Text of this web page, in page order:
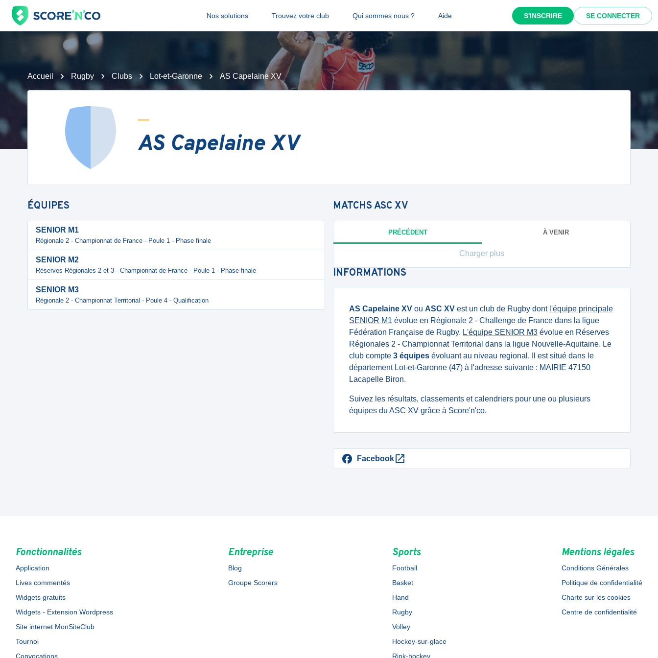
Nos solutions Trouvez votre club Qui sommes nous ? Aide S'INSCRIRE SE CONNECTER
Accueil Rugby Clubs Lot-et-Garonne AS Capelaine XV
AS Capelaine XV
ÉQUIPES
SENIOR M1
Régionale 2 - Championnat de France - Poule 1 - Phase finale
SENIOR M2
Réserves Régionales 2 et 3 - Championnat de France - Poule 1 - Phase finale
SENIOR M3
Régionale 2 - Championnat Territorial - Poule 4 - Qualification
MATCHSASC XV
PRÉCÉDENT À VENIR
Charger plus
INFORMATIONS
AS Capelaine XV ou ASC XV est un club de Rugby dont l'équipe principale
SENIOR M1 évolue en Régionale 2 - Challenge de France dans la ligue
Fédération Française de Rugby. L'équipe SENIOR M3 évolue en Réserves
Régionales 2 - Championnat Territorial dans la ligue Nouvelle-Aquitaine. Le
club compte 3 équipes évoluant au niveau regional. Il est situé dans le
département Lot-et-Garonne (47) à l'adresse suivante : MAIRIE 47150
Lacapelle Biron.
Suivez les résultats, classements et calendriers pour une ou plusieurs
équipes du ASC XV grâce à Score'n'co.
Facebook
Fonctionnalités
Application
Lives commentés
Widgets gratuits
Widgets - Extension Wordpress
Site internet MonSiteClub
Tournoi
Convocations
Entreprise
Blog
Groupe Scorers
Sports
Football
Basket
Hand
Rugby
Volley
Hockey-sur-glace
Rink-hockey
Mentions légales
Conditions Générales
Politique de confidentialité
Charte sur les cookies
Centre de confidentialité